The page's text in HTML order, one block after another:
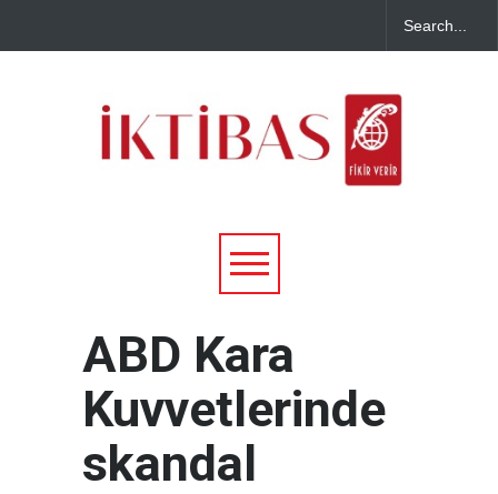
ABD Kara
Kuvvetlerinde
skandal